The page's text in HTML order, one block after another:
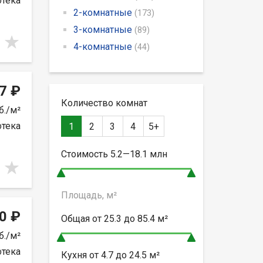
₽
м²
₽
м²
2-комнатные (173)
3-комнатные (89)
4-комнатные (44)
Количество комнат
1 2 3 4 5+
Стоимость 5.2—18.1 млн
Площадь, м²
Общая от 25.3 до 85.4м²
Кухня от 4.7 до 24.5 м²